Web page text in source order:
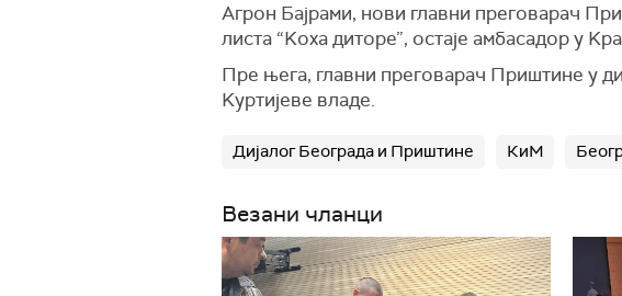
Агрон Бајрами, нови главни преговарач
листа “Kоха диторе”, остаје амбасадор у
Пре њега, главни преговарач Приштине у
Kуртијеве владе.
Дијалог Београда и Приштине КиМ
Везани чланци